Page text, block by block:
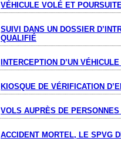
VÉHICULE VOLÉ ET
SUIVI DANS UN DOSSIER
QUALIFIÉ
INTERCEPTION D’UN
KIOSQUE DE VÉRIFICATION
VOLS AUPRÈS DE
ACCIDENT MORTEL, LE SPVG